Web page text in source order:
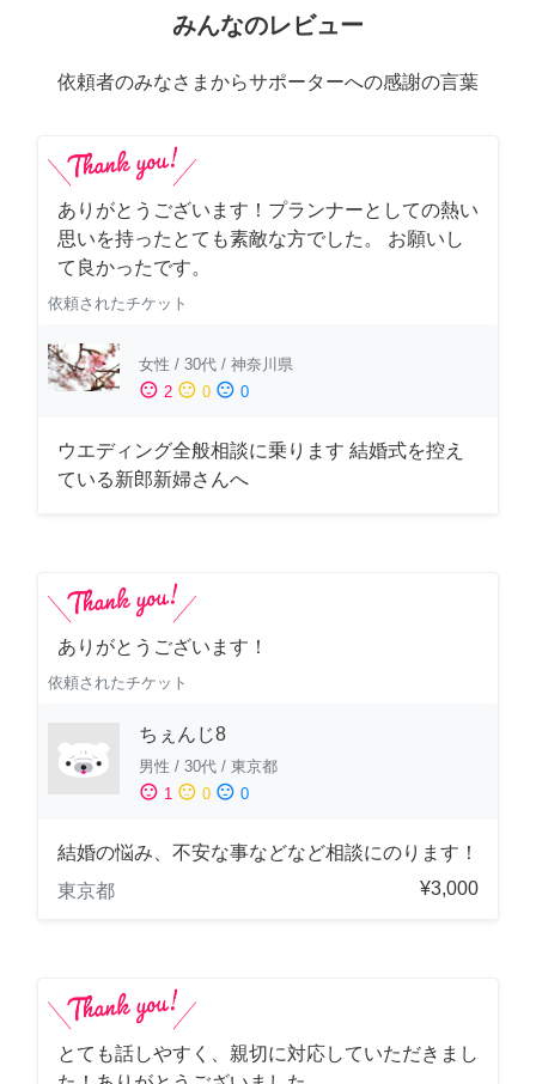
みんなのレビュー
依頼者のみなさまからサポーターへの感謝の言葉
ありがとうございます！プランナーとしての熱い
思いを持ったとても素敵な方でした。 お願いし
て良かったです。
依頼されたチケット
女性 / 30代 / 神奈川県
sentiment_satisfied 2 sentiment_neutral 0 sentiment_dissatisfied 0
ウエディング全般相談に乗ります 結婚式を控え
ている新郎新婦さんへ
ありがとうございます！
依頼されたチケット
ちぇんじ8
男性 / 30代 / 東京都
sentiment_satisfied 1 sentiment_neutral 0 sentiment_dissatisfied 0
結婚の悩み、不安な事などなど相談にのります！
東京都
¥3,000
とても話しやすく、親切に対応していただきまし